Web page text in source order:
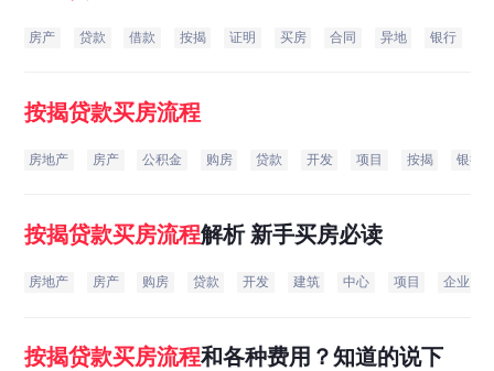
房产 贷款 借款 按揭 证明 买房 合同 异地 银行
按揭贷款买房流程
房地产 房产 公积金 购房 贷款 开发 项目 按揭 银行
按揭贷款买房流程解析 新手买房必读
房地产 房产 购房 贷款 开发 建筑 中心 项目 企业
按揭贷款买房流程和各种费用？知道的说下